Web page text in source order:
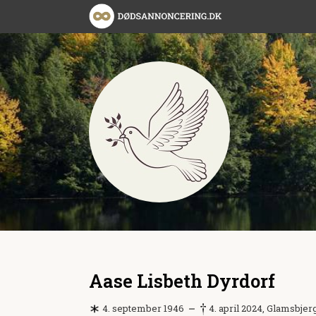
Aase Lisbeth Dyrdorf
4. september 1946 4. april 2024,